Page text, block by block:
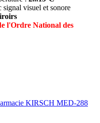
signal visuel et sonore
l'Ordre National des
KIRSCH MED-288